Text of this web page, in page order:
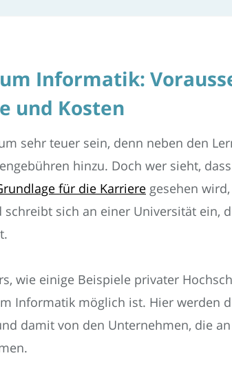
Informatik:
und Kosten
sehr teuer sein, denn neben den
hinzu. Doch wer sieht,
für die Karriere gesehen
sich an einer Universität ein,
wie einige Beispiele privater
Informatik möglich ist. Hier werden
damit von den Unternehmen, die